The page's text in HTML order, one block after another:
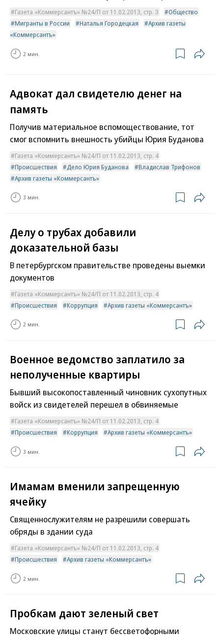
Газета «Коммерсантъ» №24/П от 11.02.2013, стр. 3
Общество
Мигранты в России
Наталья Городецкая
Архив газеты
«Коммерсантъ»
2 мин.
Адвокат дал свидетелю денег на
память
Получив материальное вспомоществование, тот
смог вспомнить внешность убийцы Юрия Буданова
Газета «Коммерсантъ» №24/П от 11.02.2013, стр. 4
Происшествия
Дело Юрия Буданова
Владислав Трифонов
Архив газеты «Коммерсантъ»
3 мин.
Делу о трубах добавили
доказательной базы
В петербургском правительстве проведены выемки
документов
Газета «Коммерсантъ» №24/П от 11.02.2013, стр. 4
Происшествия
Коррупция Архив газеты «Коммерсантъ»
2 мин.
Военное ведомство заплатило за
неполученные квартиры
Бывший высокопоставленный чиновник сухопутных
войск из свидетелей перешел в обвиняемые
Газета «Коммерсантъ» №24/П от 11.02.2013, стр. 4
Происшествия
Коррупция Архив газеты «Коммерсантъ»
3 мин.
Имамам вменили запрещенную
ячейку
Священнослужителям не разрешили совершать
обряды в здании суда
Газета «Коммерсантъ» №24/П от 11.02.2013, стр. 4
Происшествия
Архив газеты «Коммерсантъ»
2 мин.
Пробкам дают зеленый свет
Московские улицы станут бессветофорными